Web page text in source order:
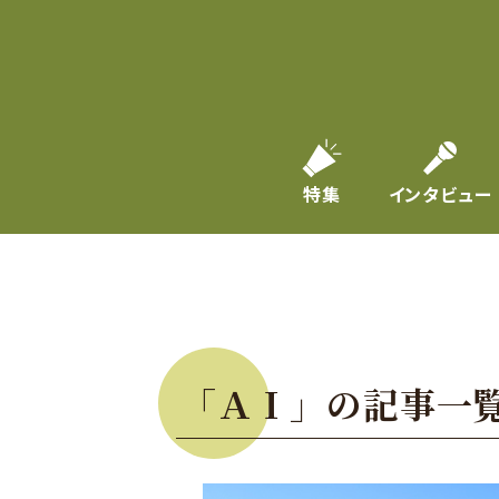
特集 インタビュー
「ＡＩ」の記事一